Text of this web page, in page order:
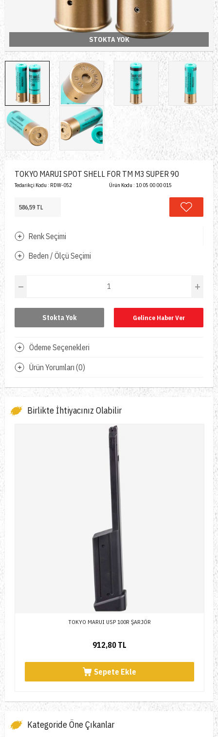
STOKTA YOK
TOKYO MARUI SPOT SHELL FOR TM M3 SUPER 90
Tedarikçi Kodu : RDW-052 Ürün Kodu : 10 05 00 00 015
586,59 TL
Renk Seçimi
Beden / Ölçü Seçimi
Stokta Yok Gelince Haber Ver
Ödeme Seçenekleri
Ürün Yorumları (0)
Birlikte İhtiyacınız Olabilir
TOKYO MARUI USP 100R ŞARJÖR
912,80 TL
Sepete Ekle
Kategoride Öne Çıkanlar